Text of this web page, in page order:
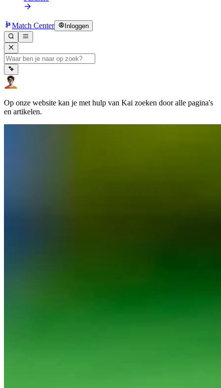
Match Center Inloggen
Op onze website kan je met hulp van Kai zoeken door alle pagina's
en artikelen.